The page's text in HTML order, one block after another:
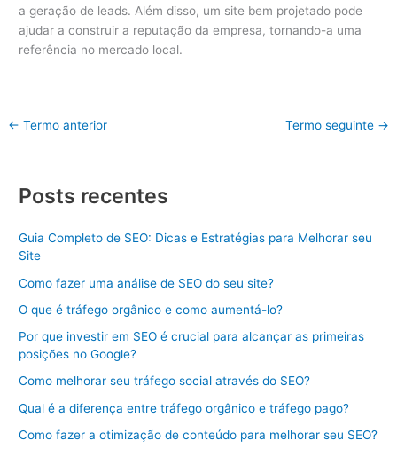
a geração de leads. Além disso, um site bem projetado pode
ajudar a construir a reputação da empresa, tornando-a uma
referência no mercado local.
← Termo anterior Termo seguinte →
Posts recentes
Guia Completo de SEO: Dicas e Estratégias para Melhorar seu
Site
Como fazer uma análise de SEO do seu site?
O que é tráfego orgânico e como aumentá-lo?
Por que investir em SEO é crucial para alcançar as primeiras
posições no Google?
Como melhorar seu tráfego social através do SEO?
Qual é a diferença entre tráfego orgânico e tráfego pago?
Como fazer a otimização de conteúdo para melhorar seu SEO?